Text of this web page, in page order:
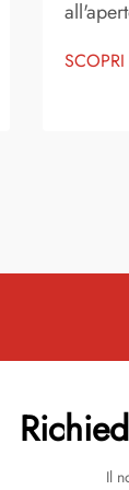
uno
Il